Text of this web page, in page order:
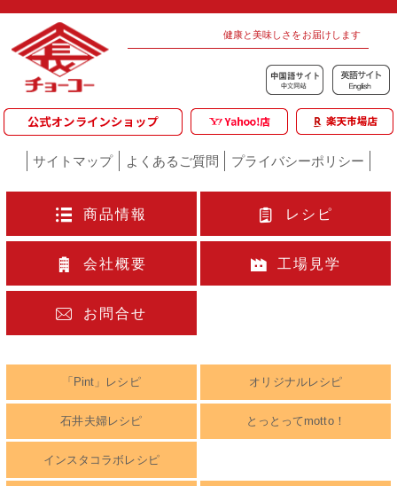
健康と美味しさをお届けします
サイトマップ よくあるご質問 プライバシーポリシー
商品情報 レシピ
会社概要 工場見学
お問合せ
「Pint」レシピ オリジナルレシピ
石井夫婦レシピ とっとってmotto！
インスタコラボレシピ